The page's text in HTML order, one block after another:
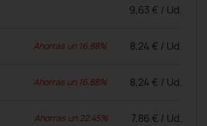
9,63 € / Ud.
Ahorras un 16,88% 8,24 € / Ud.
Ahorras un 16,88% 8,24 € / Ud.
Ahorras un 22,45% 7,86 € / Ud.